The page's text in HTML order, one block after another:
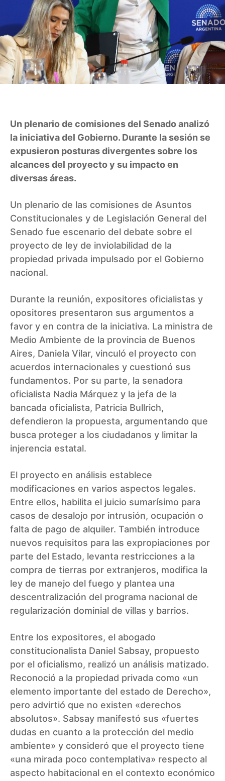
Un plenario de comisiones del Senado analizó
la iniciativa del Gobierno. Durante la sesión se
expusieron posturas divergentes sobre los
alcances del proyecto y su impacto en
diversas áreas.
Un plenario de las comisiones de Asuntos
Constitucionales y de Legislación General del
Senado fue escenario del debate sobre el
proyecto de ley de inviolabilidad de la
propiedad privada impulsado por el Gobierno
nacional.
Durante la reunión, expositores oficialistas y
opositores presentaron sus argumentos a
favor y en contra de la iniciativa. La ministra de
Medio Ambiente de la provincia de Buenos
Aires, Daniela Vilar, vinculó el proyecto con
acuerdos internacionales y cuestionó sus
fundamentos. Por su parte, la senadora
oficialista Nadia Márquez y la jefa de la
bancada oficialista, Patricia Bullrich,
defendieron la propuesta, argumentando que
busca proteger a los ciudadanos y limitar la
injerencia estatal.
El proyecto en análisis establece
modificaciones en varios aspectos legales.
Entre ellos, habilita el juicio sumarísimo para
casos de desalojo por intrusión, ocupación o
falta de pago de alquiler. También introduce
nuevos requisitos para las expropiaciones por
parte del Estado, levanta restricciones a la
compra de tierras por extranjeros, modifica la
ley de manejo del fuego y plantea una
descentralización del programa nacional de
regularización dominial de villas y barrios.
Entre los expositores, el abogado
constitucionalista Daniel Sabsay, propuesto
por el oficialismo, realizó un análisis matizado.
Reconoció a la propiedad privada como «un
elemento importante del estado de Derecho»,
pero advirtió que no existen «derechos
absolutos». Sabsay manifestó sus «fuertes
dudas en cuanto a la protección del medio
ambiente» y consideró que el proyecto tiene
«una mirada poco contemplativa» respecto al
aspecto habitacional en el contexto económico